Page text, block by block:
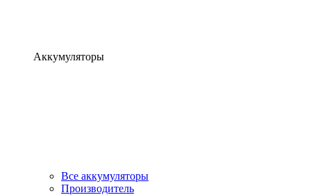
Аккумуляторы
Все аккумуляторы
Производитель